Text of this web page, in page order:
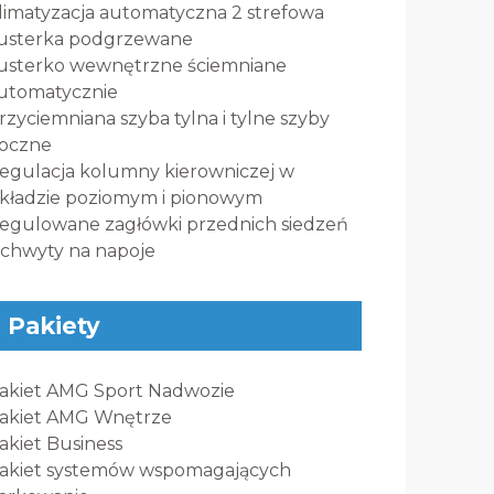
automatyczna 2 strefowa
podgrzewane
wewnętrzne ściemniane
szyba tylna i tylne szyby
kolumny kierowniczej w
poziomym i pionowym
zagłówki przednich siedzeń
na napoje
Pakiety
AMG Sport Nadwozie
AMG Wnętrze
Business
systemów wspomagających